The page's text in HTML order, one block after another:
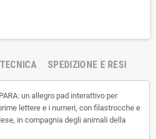
SPEDIZIONE E RESI
un allegro pad interattivo per
lettere e i numeri, con filastrocche e
in compagnia degli animali della